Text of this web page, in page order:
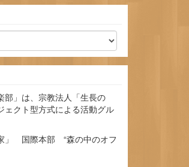
部」は、宗教法人「生長の
ェクト型方式による活動グル
」 国際本部 “森の中のオフ